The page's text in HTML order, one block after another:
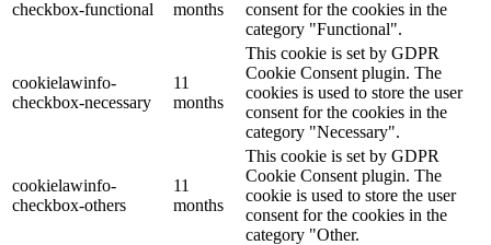
checkbox-functional
months
consent for the cookies in the
category "Functional".
cookielawinfo-
checkbox-necessary
11
months
This cookie is set by GDPR
Cookie Consent plugin. The
cookies is used to store the user
consent for the cookies in the
category "Necessary".
cookielawinfo-
checkbox-others
11
months
This cookie is set by GDPR
Cookie Consent plugin. The
cookie is used to store the user
consent for the cookies in the
category "Other.